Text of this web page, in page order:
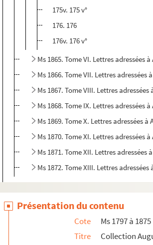
175v. 175 v°
176. 176
176v. 176 v°
Ms 1865. Tome VI. Lettres adressées
Ms 1866. Tome VII. Lettres adressées
Ms 1867. Tome VIII. Lettres
Ms 1868. Tome IX. Lettres adressées
Ms 1869. Tome X. Lettres adressées
Ms 1870. Tome XI. Lettres adressées
Ms 1871. Tome XII. Lettres adressées
Ms 1872. Tome XIII. Lettres
Ms 1874. Lettres de Léopold Delisle à
Ms 1875. Notices diverses, par Francis
Présentation du contenu
Cote
Ms 1797 à 1875
Titre
Collection